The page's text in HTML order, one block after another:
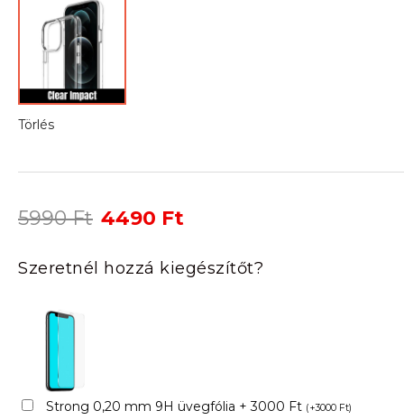
Törlés
5990Ft Original
was:
5990 Ft.
4490 Ft
is:
4490 Ft.
Szeretnél hozzá kiegészítőt?
Strong 0,20 mm 9H üvegfólia + 3000 Ft (+3000 Ft)